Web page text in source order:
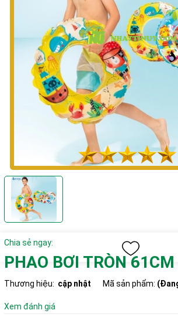
Chia sẻ ngay:
PHAO BƠI TRÒN 61CM
Thương hiệu: cập nhật Mã sản phẩm:
Xem đánh giá